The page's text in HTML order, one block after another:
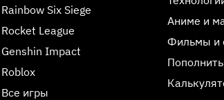
Rainbow Six Siege
Rocket League
Genshin Impact
Roblox
Все игры
Аниме и
Фильмы и